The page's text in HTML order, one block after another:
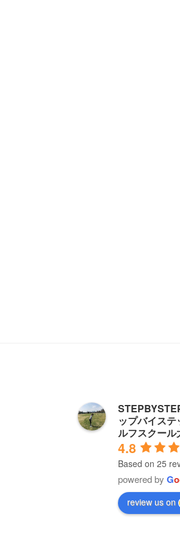
ップバイステ
ルフスクール
4.8
Based on 25
powered by Go
review us on
今年の2
ど、金
ンを週
ました。
悩み、